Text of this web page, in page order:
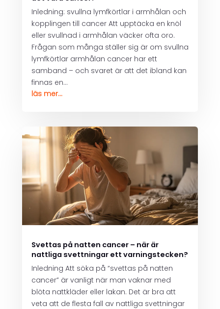
Inledning: svullna lymfkörtlar i armhålan och
kopplingen till cancer Att upptäcka en knöl
eller svullnad i armhålan väcker ofta oro.
Frågan som många ställer sig är om svullna
lymfkörtlar armhålan cancer har ett
samband – och svaret är att det ibland kan
finnas en...
läs mer...
Svettas på natten cancer – när är
nattliga svettningar ett varningstecken?
Inledning Att söka på “svettas på natten
cancer” är vanligt när man vaknar med
blöta nattkläder eller lakan. Det är bra att
veta att de flesta fall av nattliga svettningar